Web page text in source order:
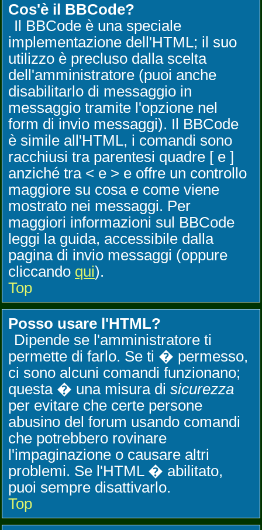
Cos'è il BBCode?
Il BBCode è una speciale
implementazione dell'HTML; il suo
utilizzo è precluso dalla scelta
dell'amministratore (puoi anche
disabilitarlo di messaggio in
messaggio tramite l'opzione nel
form di invio messaggi). Il BBCode
è simile all'HTML, i comandi sono
racchiusi tra parentesi quadre [ e ]
anziché tra < e > e offre un controllo
maggiore su cosa e come viene
mostrato nei messaggi. Per
maggiori informazioni sul BBCode
leggi la guida, accessibile dalla
pagina di invio messaggi (oppure
cliccando qui).
Top
Posso usare l'HTML?
Dipende se l'amministratore ti
permette di farlo. Se ti � permesso,
ci sono alcuni comandi funzionano;
questa � una misura di sicurezza
per evitare che certe persone
abusino del forum usando comandi
che potrebbero rovinare
l'impaginazione o causare altri
problemi. Se l'HTML � abilitato,
puoi sempre disattivarlo.
Top